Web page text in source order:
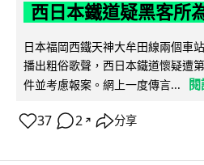
西日本鐵道疑黑客所
日本福岡西鐵天神大牟田線兩個車
播出粗俗歌聲，西日本鐵道懷疑遭
件並考慮報案。網上一度傳言...
37 2 ↗ 分享